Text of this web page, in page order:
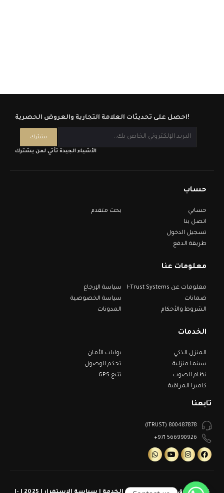
احصل على تحديثات العلامة التجارية والعروض الحصرية!
الأشياء الجيدة تأتي لمن يشترك
حساب
حسابي
اتصل بنا
تسجيل الدخول
طريقة الدفع
بحث متقدم
معلومات عنا
معلومات عن I-Trust Systems
ضمانات
الشروط والأحكام
سياسة الإرجاع
سياسة الخصوصية
المدونات
الخدمات
المنزل الذكي
سينما منزلية
نظام الصوت
كاميرا المراقبة
بوابات الأمان
تحكم الوصول
تتبع GPS
تابعنا
800487878 (ITRUST)
566990926 971+